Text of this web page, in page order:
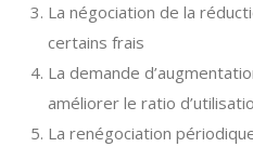
La négociation de la
certains frais
La demande
améliorer le ratio
La renégociation